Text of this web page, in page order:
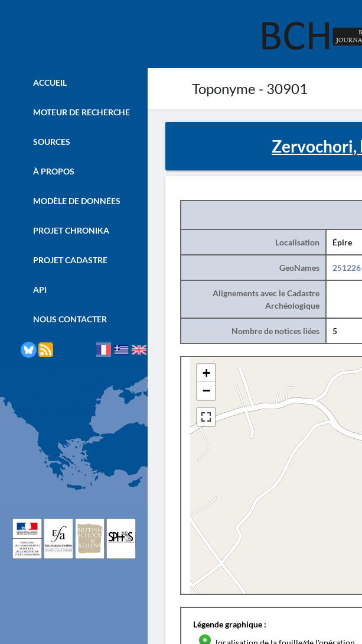
Toponyme - 30901
ACCUEIL
MOTEUR DE RECHERCHE
SOURCES
À PROPOS
MODÈLE DE DONNÉES
PROJET CHRONIKA
PROJET CADASTRE
API
NOUS CONTACTER
Zervochori,
Localisation Épire
GeoNames 251226
Alignements avec le Cadastre
Archéologique
Nombre de notices liées 5
+
−
Légende graphique :